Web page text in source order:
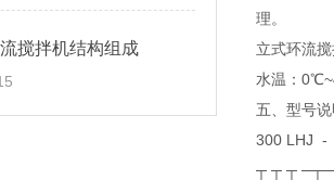
搅拌机结构组成
理。
立式环流
水温：
五、型号
300 LHJ
┬ ┬ ┬